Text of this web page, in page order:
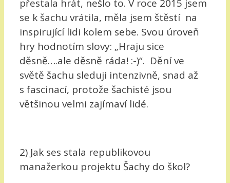
přestala hrát, nešlo to. V roce 2015 jsem
se k šachu vrátila, měla jsem štěstí na
inspirující lidi kolem sebe. Svou úroveň
hry hodnotím slovy: „Hraju sice
děsně….ale děsně ráda! :-)“. Dění ve
světě šachu sleduji intenzivně, snad až
s fascinací, protože šachisté jsou
většinou velmi zajímaví lidé.
2) Jak ses stala republikovou
manažerkou projektu Šachy do škol?